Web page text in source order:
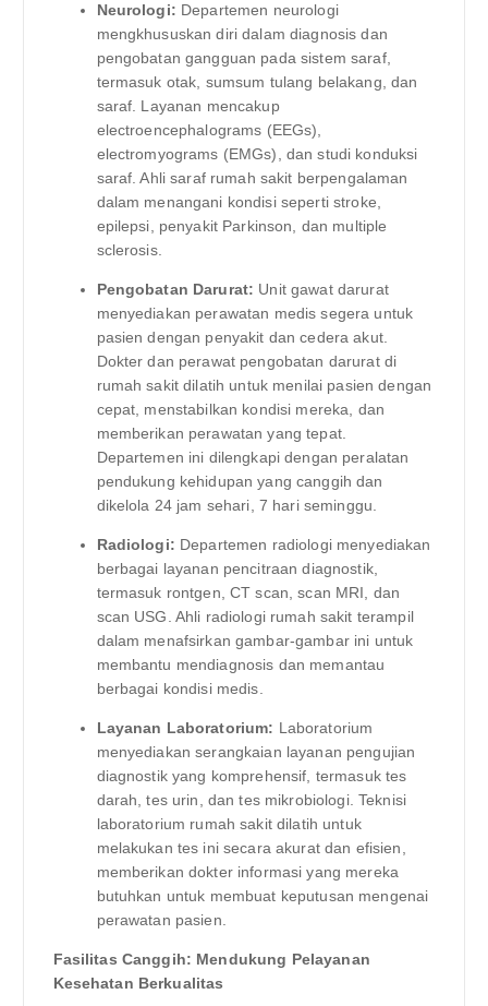
Neurologi: Departemen neurologi
mengkhususkan diri dalam diagnosis dan
pengobatan gangguan pada sistem saraf,
termasuk otak, sumsum tulang belakang, dan
saraf. Layanan mencakup
electroencephalograms (EEGs),
electromyograms (EMGs), dan studi konduksi
saraf. Ahli saraf rumah sakit berpengalaman
dalam menangani kondisi seperti stroke,
epilepsi, penyakit Parkinson, dan multiple
sclerosis.
Pengobatan Darurat: Unit gawat darurat
menyediakan perawatan medis segera untuk
pasien dengan penyakit dan cedera akut.
Dokter dan perawat pengobatan darurat di
rumah sakit dilatih untuk menilai pasien dengan
cepat, menstabilkan kondisi mereka, dan
memberikan perawatan yang tepat.
Departemen ini dilengkapi dengan peralatan
pendukung kehidupan yang canggih dan
dikelola 24 jam sehari, 7 hari seminggu.
Radiologi: Departemen radiologi menyediakan
berbagai layanan pencitraan diagnostik,
termasuk rontgen, CT scan, scan MRI, dan
scan USG. Ahli radiologi rumah sakit terampil
dalam menafsirkan gambar-gambar ini untuk
membantu mendiagnosis dan memantau
berbagai kondisi medis.
Layanan Laboratorium: Laboratorium
menyediakan serangkaian layanan pengujian
diagnostik yang komprehensif, termasuk tes
darah, tes urin, dan tes mikrobiologi. Teknisi
laboratorium rumah sakit dilatih untuk
melakukan tes ini secara akurat dan efisien,
memberikan dokter informasi yang mereka
butuhkan untuk membuat keputusan mengenai
perawatan pasien.
Fasilitas Canggih: Mendukung Pelayanan
Kesehatan Berkualitas